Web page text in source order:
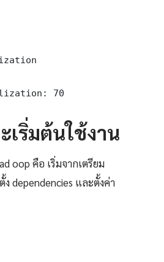
70
เริ่มต้นใช้งาน
oop คือ เริ่มจากเตรียม
dependencies และตั้งค่า